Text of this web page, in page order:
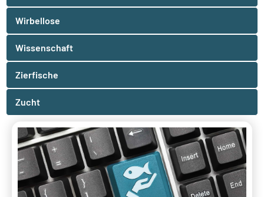
Wirbellose
Wissenschaft
Zierfische
Zucht